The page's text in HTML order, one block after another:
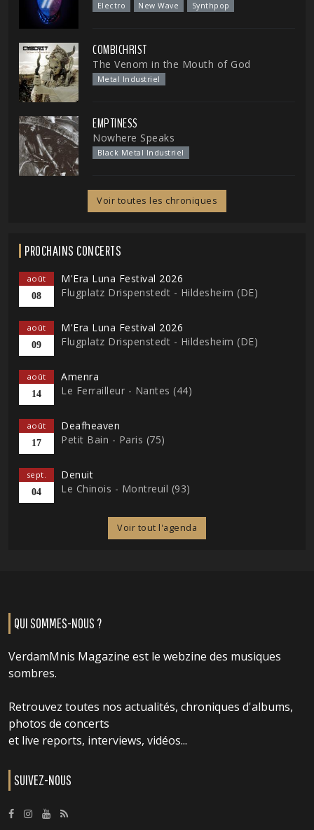
Electro New Wave Synthpop
COMBICHRIST
The Venom in the Mouth of God
Metal Industriel
EMPTINESS
Nowhere Speaks
Black Metal Industriel
Voir toutes les chroniques
PROCHAINS CONCERTS
août
08
M'Era Luna Festival 2026
Flugplatz Drispenstedt - Hildesheim (DE)
août
09
M'Era Luna Festival 2026
Flugplatz Drispenstedt - Hildesheim (DE)
août
14
Amenra
Le Ferrailleur - Nantes (44)
août
17
Deafheaven
Petit Bain - Paris (75)
sept.
04
Denuit
Le Chinois - Montreuil (93)
Voir tout l'agenda
QUI SOMMES-NOUS ?
VerdamMnis Magazine est le webzine des musiques
sombres.
Retrouvez toutes nos actualités, chroniques d'albums,
photos de concerts
et live reports, interviews, vidéos...
SUIVEZ-NOUS